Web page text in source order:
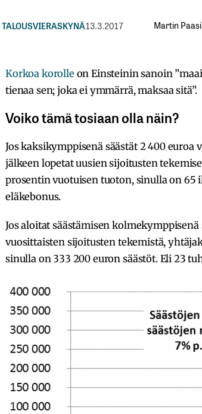
VIERASKYNÄ13.3.2017 Martin Paasi
Korkoa korolle on Einsteinin sanoin
tienaa sen; joka ei ymmärrä, maksaa sitä”.
Voiko tämä tosiaan olla näin?
Jos kaksikymppisenä säästät 2 400
jälkeen lopetat uusien sijoitusten
prosentin vuotuisen tuoton, sinulla on 65
eläkebonus.
Jos aloitat säästämisen
vuosittaisten sijoitusten tekemistä,
sinulla on 333 200 euron säästöt. Eli 23